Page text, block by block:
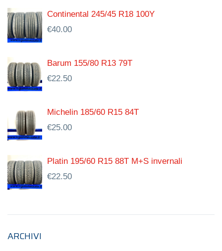
Continental 245/45 R18 100Y
€40.00
Barum 155/80 R13 79T
€22.50
Michelin 185/60 R15 84T
€25.00
Platin 195/60 R15 88T M+S invernali
€22.50
ARCHIVI